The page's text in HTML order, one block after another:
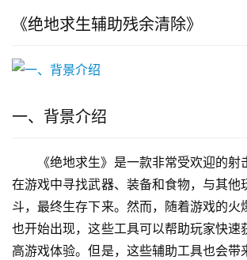
《绝地求生辅助残余清除》
一、背景介绍
《绝地求生》是一款非常受欢迎的
在游戏中寻找武器、装备和食物，与其他
斗，最终生存下来。然而，随着游戏的火
也开始出现，这些工具可以帮助玩家快速
高游戏体验。但是，这些辅助工具也会带